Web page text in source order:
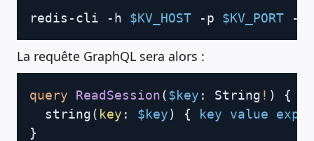
redis-cli -h $KV_HOST -p $KV_PORT --
La requête GraphQL sera alors :
query ReadSession($key : String ! )
{
string( key : $key) { key value
}
Copy